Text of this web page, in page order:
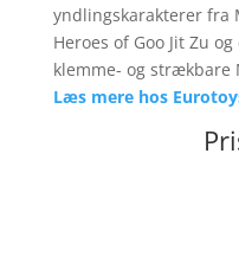
yndlingskarakterer fra
Heroes of Goo Jit Zu
klemme- og strækbare
Læs mere hos